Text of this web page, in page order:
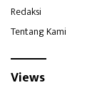
Redaksi
Tentang Kami
Views